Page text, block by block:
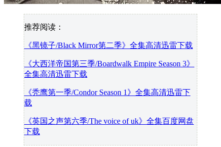
推荐阅读：
《黑镜子/Black Mirror第二季》全集高清迅雷下载
《大西洋帝国第三季/Boardwalk Empire Season 3》
全集高清迅雷下载
《秃鹰第一季/Condor Season 1》全集高清迅雷下
载
《英国之声第六季/The voice of uk》全集百度网盘
下载